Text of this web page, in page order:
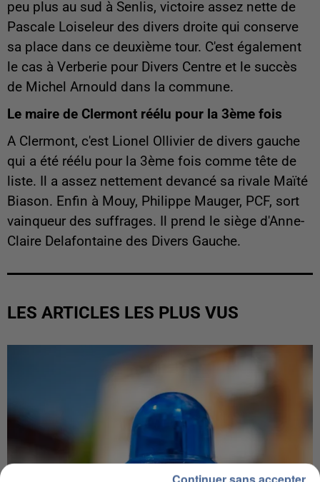
peu plus au sud à Senlis, victoire assez nette de
Pascale Loiseleur des divers droite qui conserve
sa place dans ce deuxième tour. C'est également
le cas à Verberie pour Divers Centre et le succès
de Michel Arnould dans la commune.
Le maire de Clermont réélu pour la 3ème fois
A Clermont, c'est Lionel Ollivier de divers gauche
qui a été réélu pour la 3ème fois comme tête de
liste. Il a assez nettement devancé sa rivale Maïté
Biason. Enfin à Mouy, Philippe Mauger, PCF, sort
vainqueur des suffrages. Il prend le siège d'Anne-
Claire Delafontaine des Divers Gauche.
LES ARTICLES LES PLUS VUS